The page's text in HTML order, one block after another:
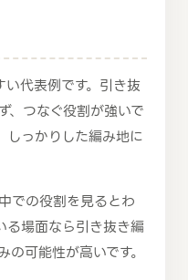
代表例です。引き抜
、つなぐ役割が強いで
しっかりした編み地に
での役割を見るとわ
る場面なら引き抜き編
可能性が高いです。